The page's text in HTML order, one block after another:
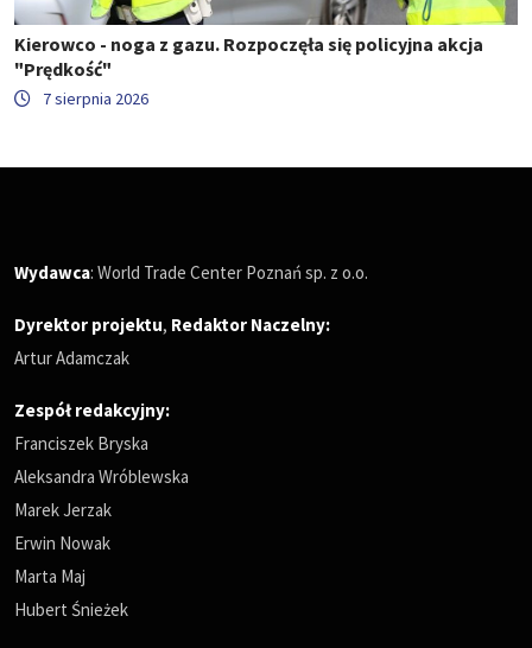
Kierowco - noga z gazu. Rozpoczęła się policyjna akcja
"Prędkość"
7 sierpnia 2026
Wydawca: World Trade Center Poznań sp. z o.o.
Dyrektor projektu, Redaktor Naczelny:
Artur Adamczak
Zespół redakcyjny:
Franciszek Bryska
Aleksandra Wróblewska
Marek Jerzak
Erwin Nowak
Marta Maj
Hubert Śnieżek